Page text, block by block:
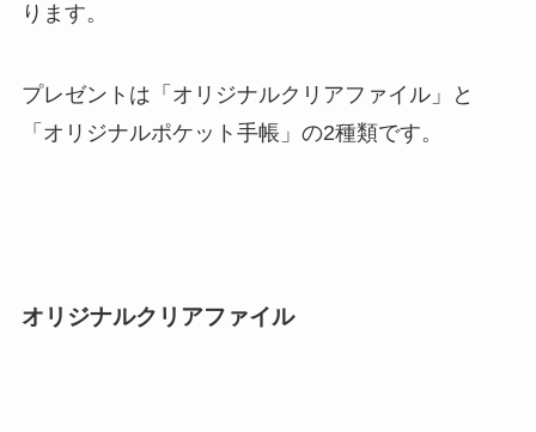
ります。
プレゼントは「オリジナルクリアファイル」と
「オリジナルポケット手帳」の2種類です。
オリジナルクリアファイル